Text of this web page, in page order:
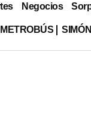
Negocios